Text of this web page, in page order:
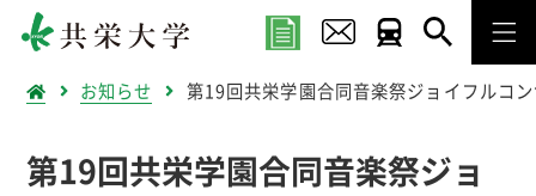
お知らせ 第19回共栄学園合同音楽祭ジョイフルコ
第19回共栄学園合同音楽祭ジョ